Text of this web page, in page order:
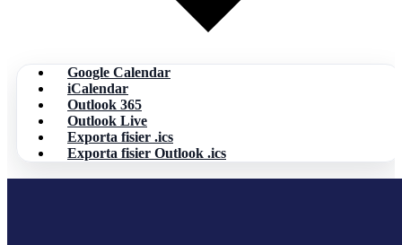
Google Calendar
iCalendar
Outlook 365
Outlook Live
Exporta fisier .ics
Exporta fisier Outlook .ics